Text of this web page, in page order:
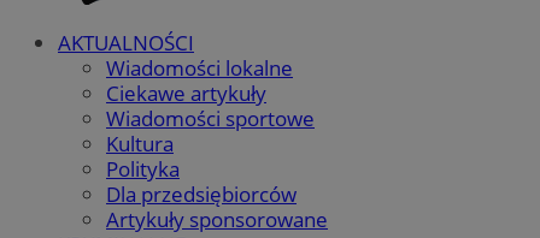
AKTUALNOŚCI
Wiadomości lokalne
Ciekawe artykuły
Wiadomości sportowe
Kultura
Polityka
Dla przedsiębiorców
Artykuły sponsorowane